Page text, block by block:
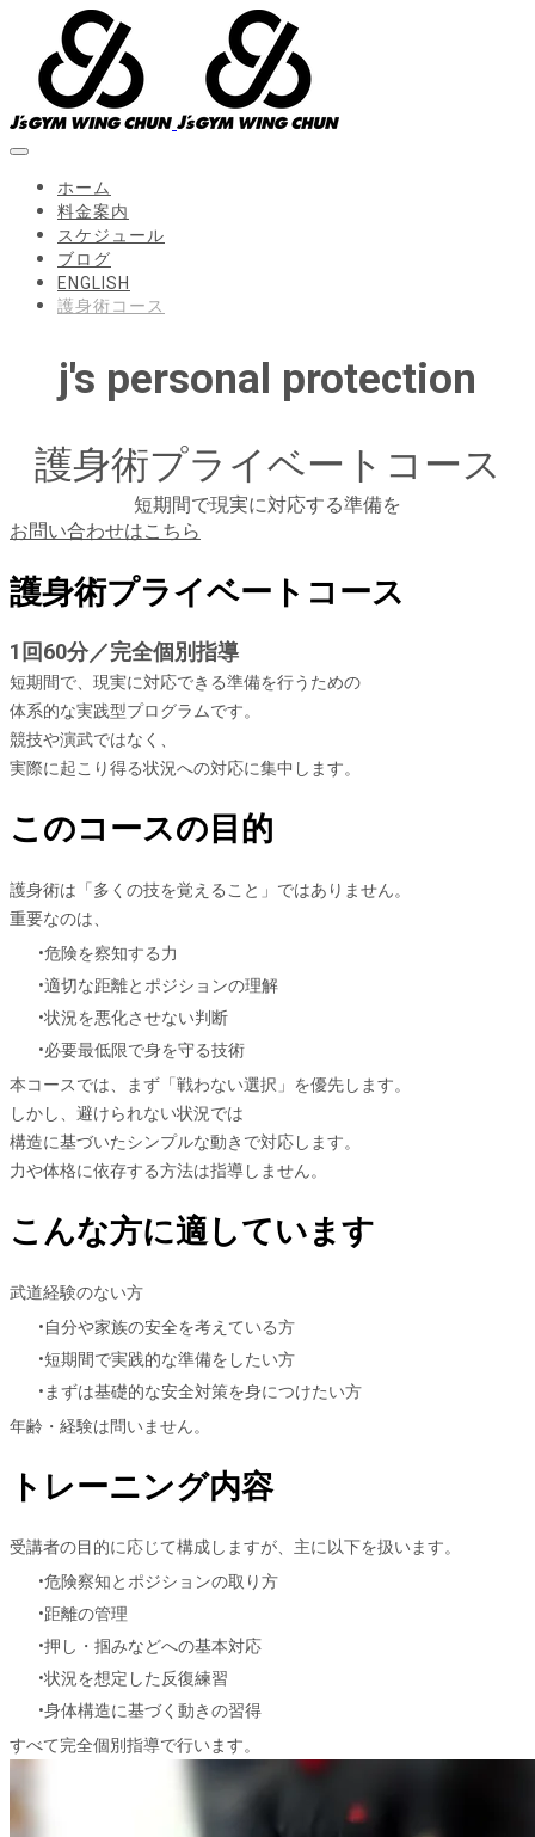
ホーム
料金案内
スケジュール
ブログ
ENGLISH
護身術コース
j's personal protection
護身術プライベートコース
短期間で現実に対応する準備を
お問い合わせはこちら
護身術プライベートコース
1回60分／完全個別指導
短期間で、現実に対応できる準備を行うための
体系的な実践型プログラムです。
競技や演武ではなく、
実際に起こり得る状況への対応に集中します。
このコースの目的
護身術は「多くの技を覚えること」ではありません。
重要なのは、
危険を察知する力
適切な距離とポジションの理解
状況を悪化させない判断
必要最低限で身を守る技術
本コースでは、まず「戦わない選択」を優先します。
しかし、避けられない状況では
構造に基づいたシンプルな動きで対応します。
力や体格に依存する方法は指導しません。
こんな方に適しています
武道経験のない方
自分や家族の安全を考えている方
短期間で実践的な準備をしたい方
まずは基礎的な安全対策を身につけたい方
年齢・経験は問いません。
トレーニング内容
受講者の目的に応じて構成しますが、主に以下を扱います。
危険察知とポジションの取り方
距離の管理
押し・掴みなどへの基本対応
状況を想定した反復練習
身体構造に基づく動きの習得
すべて完全個別指導で行います。